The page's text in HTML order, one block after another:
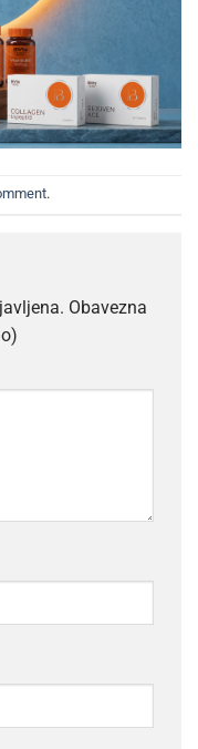
.
Obavezna